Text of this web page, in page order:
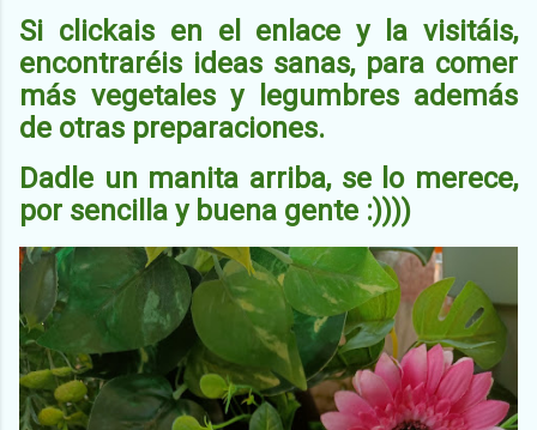
Si clickais en el enlace y la visitáis,
encontraréis ideas sanas, para comer
más vegetales y legumbres además
de otras preparaciones.
Dadle un manita arriba, se lo merece,
por sencilla y buena gente :))))